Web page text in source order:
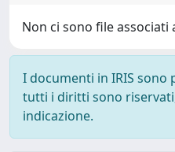
Non ci sono file
I documenti in IRIS
tutti i diritti sono
indicazione.